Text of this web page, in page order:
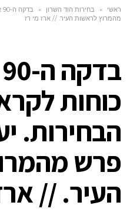
ראשי » בחירות הוד השרון »
מהמרוץ לראשות העיר. // ארז מי רז
כוחות
הבחירות.
פרש
העיר. //